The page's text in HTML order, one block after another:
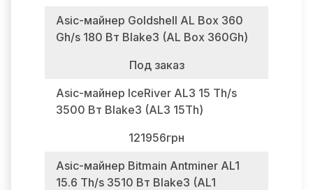
Asic-майнер Goldshell AL Box 360
Gh/s 180 Вт Blake3 (AL Box 360Gh)
Под заказ
Asic-майнер IceRiver AL3 15 Th/s
3500 Вт Blake3 (AL3 15Th)
121956грн
Asic-майнер Bitmain Antminer AL1
15.6 Th/s 3510 Вт Blake3 (AL1